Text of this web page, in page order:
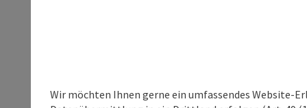
Wir möchten Ihnen gerne ein umfassendes Website-